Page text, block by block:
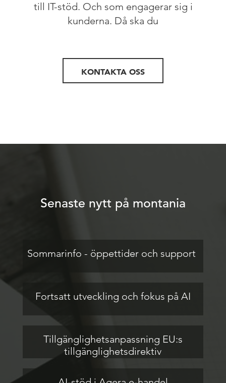
till IT-stöd. Och som engagerar sig i
kunderna. Då ska du
KONTAKTA OSS
Senaste nytt på montania
Sommarinfo - öppettider och support
Fortsatt utveckling och fokus på AI
Tillgänglighetsanpassning EU:s
tillgänglighetsdirektiv